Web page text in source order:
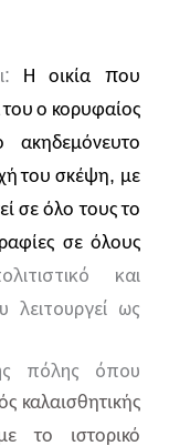
: Η οικία που
του ο κορυφαίος
ακηδεμόνευτο
του σκέψη, με
σε όλο τους το
σε όλους
και
λειτουργεί ως
πόλης όπου
καλαισθητικής
το ιστορικό